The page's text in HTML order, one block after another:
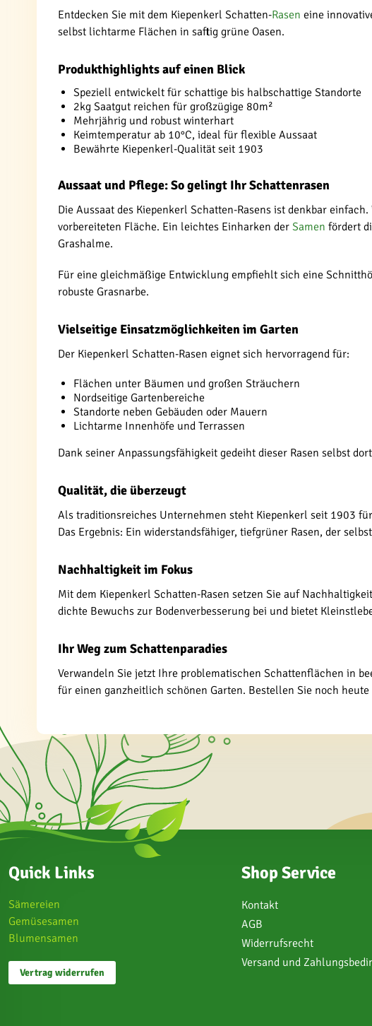
Entdecken Sie mit dem Kiepenkerl Schatten-Rasen eine
selbst lichtarme Flächen in saftig grüne Oasen.
Produkthighlights auf einen Blick
Speziell entwickelt für schattige bis halbschattige Standorte
2kg Saatgut reichen für großzügige 80m²
Mehrjährig und robust winterhart
Keimtemperatur ab 10°C, ideal für flexible Aussaat
Bewährte Kiepenkerl-Qualität seit 1903
Aussaat und Pflege: So gelingt Ihr Schattenrasen
Die Aussaat des Kiepenkerl Schatten-Rasens ist denkbar
vorbereiteten Fläche. Ein leichtes Einharken der Samen fördert
Grashalme.
Für eine gleichmäßige Entwicklung empfiehlt sich eine
robuste Grasnarbe.
Vielseitige Einsatzmöglichkeiten im Garten
Der Kiepenkerl Schatten-Rasen eignet sich hervorragend für:
Flächen unter Bäumen und großen Sträuchern
Nordseitige Gartenbereiche
Standorte neben Gebäuden oder Mauern
Lichtarme Innenhöfe und Terrassen
Dank seiner Anpassungsfähigkeit gedeiht dieser Rasen selbst
Qualität, die überzeugt
Als traditionsreiches Unternehmen steht Kiepenkerl seit 1903
Das Ergebnis: Ein widerstandsfähiger, tiefgrüner Rasen, der
Nachhaltigkeit im Fokus
Mit dem Kiepenkerl Schatten-Rasen setzen Sie auf
dichte Bewuchs zur Bodenverbesserung bei und bietet
Ihr Weg zum Schattenparadies
Verwandeln Sie jetzt Ihre problematischen Schattenflächen in
für einen ganzheitlich schönen Garten. Bestellen Sie noch
Quick Links
Sämereien
Gemüsesamen
Blumensamen
Vertrag widerrufen
Shop Service
Kontakt
AGB
Widerrufsrecht
Versand und